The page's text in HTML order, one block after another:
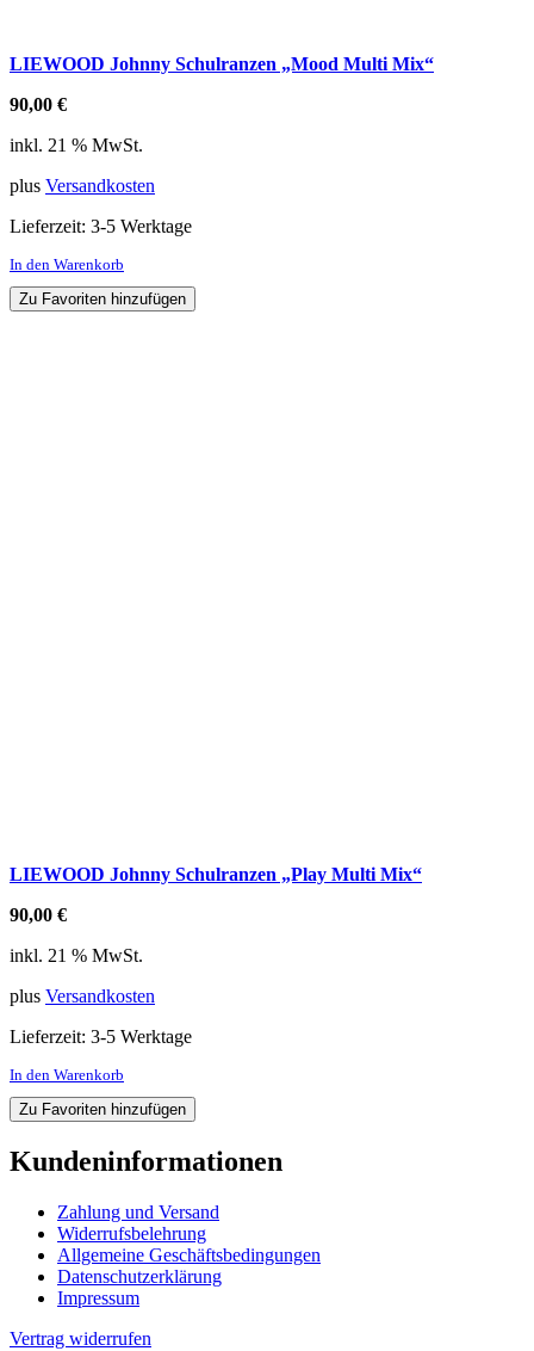
LIEWOOD Johnny Schulranzen „Mood Multi Mix“
90,00 €
inkl. 21 % MwSt.
plus Versandkosten
Lieferzeit: 3-5 Werktage
In den Warenkorb
Zu Favoriten hinzufügen
LIEWOOD Johnny Schulranzen „Play Multi Mix“
90,00 €
inkl. 21 % MwSt.
plus Versandkosten
Lieferzeit: 3-5 Werktage
In den Warenkorb
Zu Favoriten hinzufügen
Kundeninformationen
Zahlung und Versand
Widerrufsbelehrung
Allgemeine Geschäftsbedingungen
Datenschutzerklärung
Impressum
Vertrag widerrufen